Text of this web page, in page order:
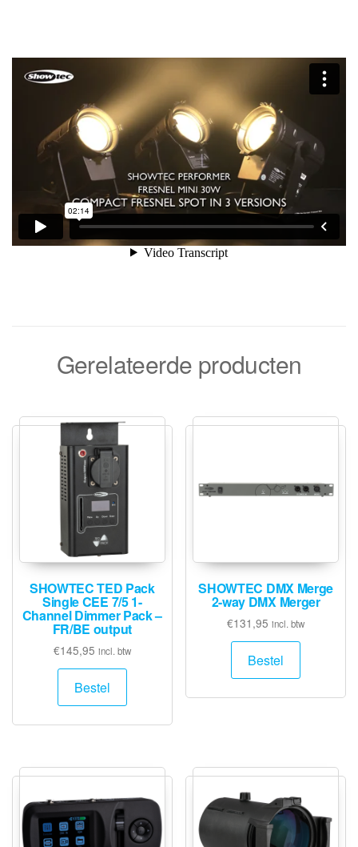
Gerelateerde producten
SHOWTEC TED Pack
Single CEE 7/5 1-
Channel Dimmer Pack –
FR/BE output
€145,95 incl. btw
Bestel
SHOWTEC DMX Merge
2-way DMX Merger
€131,95 incl. btw
Bestel